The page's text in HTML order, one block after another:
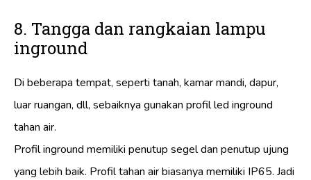
8. Tangga dan rangkaian lampu
inground
Di beberapa tempat, seperti tanah, kamar mandi, dapur,
luar ruangan, dll, sebaiknya gunakan profil led inground
tahan air.
Profil inground memiliki penutup segel dan penutup ujung
yang lebih baik. Profil tahan air biasanya memiliki IP65. Jadi